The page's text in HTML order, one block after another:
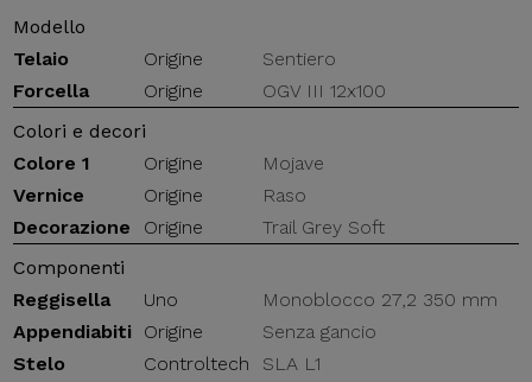
Modello
Telaio
Origine
Sentiero
Forcella
Origine
OGV III 12x100
Colori e decori
Colore 1
Origine
Mojave
Vernice
Origine
Raso
Decorazione
Origine
Trail Grey Soft
Componenti
Reggisella
Uno
Monoblocco 27,2 350 mm
Appendiabiti Origine
Senza gancio
Stelo
Controltech
SLA L1